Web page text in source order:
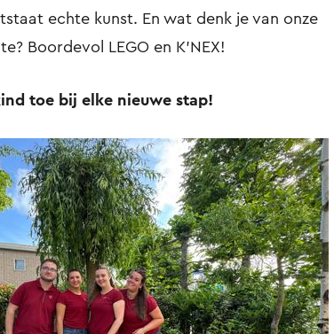
echte kunst. En wat denk je van onze
Boordevol LEGO en K’NEX!
toe bij elke nieuwe stap!